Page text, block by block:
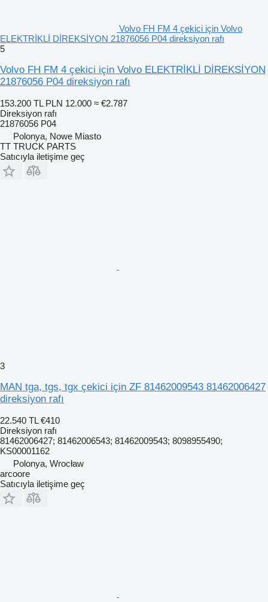
Volvo FH FM 4 çekici için Volvo
ELEKTRİKLİ DİREKSİYON 21876056 P04 direksiyon rafı
5
Volvo FH FM 4 çekici için Volvo ELEKTRİKLİ DİREKSİYON
21876056 P04 direksiyon rafı
153.200 TL PLN 12.000 ≈ €2.787
Direksiyon rafı
21876056 P04
Polonya, Nowe Miasto
TT TRUCK PARTS
Satıcıyla iletişime geç
3
MAN tga, tgs, tgx çekici için ZF 81462009543 81462006427
direksiyon rafı
22.540 TL €410
Direksiyon rafı
81462006427; 81462006543; 81462009543; 8098955490;
KS00001162
Polonya, Wrocław
arcoore
Satıcıyla iletişime geç